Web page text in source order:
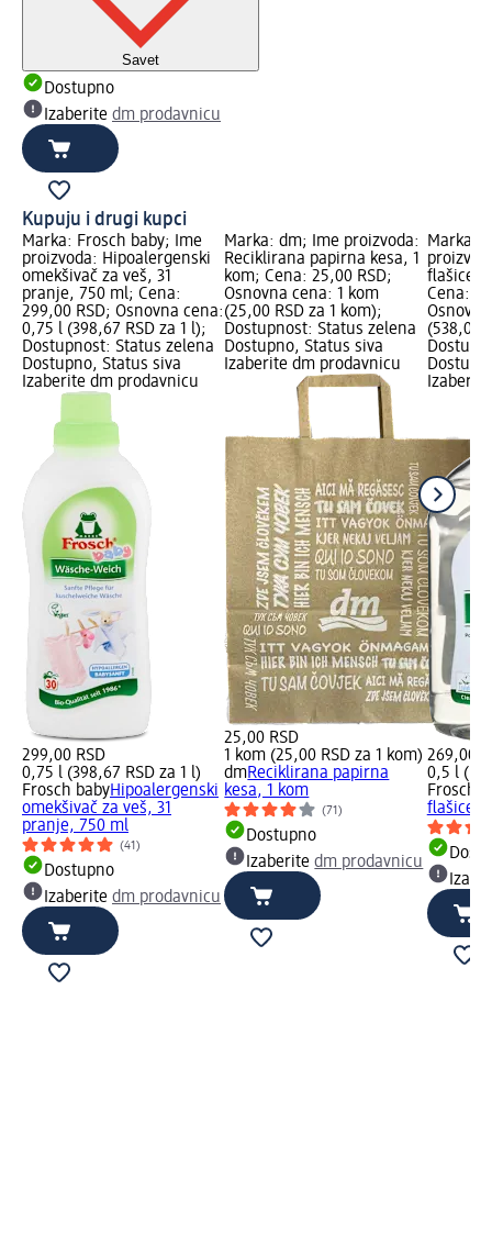
Savet
Dostupno
Izaberite dm prodavnicu
Kupuju i drugi kupci
Marka: Frosch baby; Ime
proizvoda: Hipoalergenski
omekšivač za veš, 31
pranje, 750 ml; Cena:
299,00 RSD; Osnovna cena:
0,75 l (398,67 RSD za 1 l);
Dostupnost: Status zelena
Dostupno, Status siva
Izaberite dm prodavnicu
299,00 RSD
0,75 l (398,67 RSD za 1 l)
Frosch babyHipoalergenski
omekšivač za veš, 31
pranje, 750 ml
(41)
Dostupno
Izaberite dm prodavnicu
Marka: dm; Ime proizvoda:
Reciklirana papirna kesa, 1
kom; Cena: 25,00 RSD;
Osnovna cena: 1 kom
(25,00 RSD za 1 kom);
Dostupnost: Status zelena
Dostupno, Status siva
Izaberite dm prodavnicu
25,00 RSD
1 kom (25,00 RSD za 1 kom)
dmReciklirana papirna
kesa, 1 kom
(71)
Dostupno
Izaberitedm prodavnicu
Marka:
flašice i
Cena:
(538,00
269,00
0,5 l
Frosch
flašice i